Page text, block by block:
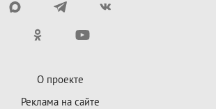
О проекте
Реклама на сайте